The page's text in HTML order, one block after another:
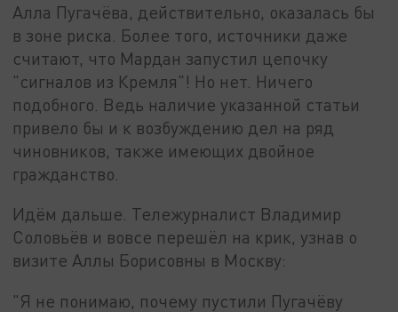
Алла Пугачёва, действительно, оказалась бы
в зоне риска. Более того, источники даже
считают, что Мардан запустил цепочку
"сигналов из Кремля"! Но нет. Ничего
подобного. Ведь наличие указанной статьи
привело бы и к возбуждению дел на ряд
чиновников, также имеющих двойное
гражданство.
Идём дальше. Тележурналист Владимир
Соловьёв и вовсе перешёл на крик, узнав о
визите Аллы Борисовны в Москву:
"Я не понимаю, почему пустили Пугачёву